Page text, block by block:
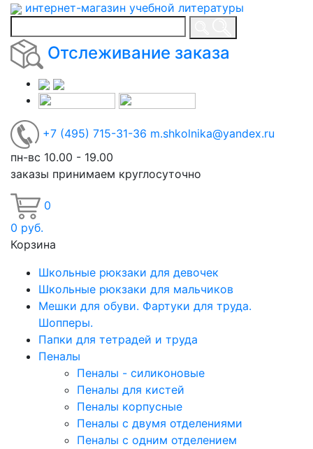
интернет-магазин учебной литературы
Отслеживание заказа
+7 (495) 715-31-36 m.shkolnika@yandex.ru
пн-вс 10.00 - 19.00
заказы принимаем круглосуточно
0
0 руб.
Корзина
Школьные рюкзаки для девочек
Школьные рюкзаки для мальчиков
Мешки для обуви. Фартуки для труда.
Шопперы.
Папки для тетрадей и труда
Пеналы
Пеналы - силиконовые
Пеналы для кистей
Пеналы корпусные
Пеналы с двумя отделениями
Пеналы с одним отделением